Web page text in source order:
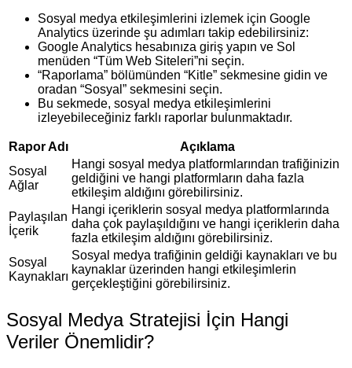
Sosyal medya etkileşimlerini izlemek için Google
Analytics üzerinde şu adımları takip edebilirsiniz:
Google Analytics hesabınıza giriş yapın ve Sol
menüden “Tüm Web Siteleri”ni seçin.
“Raporlama” bölümünden “Kitle” sekmesine gidin ve
oradan “Sosyal” sekmesini seçin.
Bu sekmede, sosyal medya etkileşimlerini
izleyebileceğiniz farklı raporlar bulunmaktadır.
Rapor Adı
Açıklama
Sosyal
Ağlar
Hangi sosyal medya platformlarından trafiğinizin
geldiğini ve hangi platformların daha fazla
etkileşim aldığını görebilirsiniz.
Paylaşılan
İçerik
Hangi içeriklerin sosyal medya platformlarında
daha çok paylaşıldığını ve hangi içeriklerin daha
fazla etkileşim aldığını görebilirsiniz.
Sosyal
Kaynakları
Sosyal medya trafiğinin geldiği kaynakları ve bu
kaynaklar üzerinden hangi etkileşimlerin
gerçekleştiğini görebilirsiniz.
Sosyal Medya Stratejisi İçin Hangi
Veriler Önemlidir?